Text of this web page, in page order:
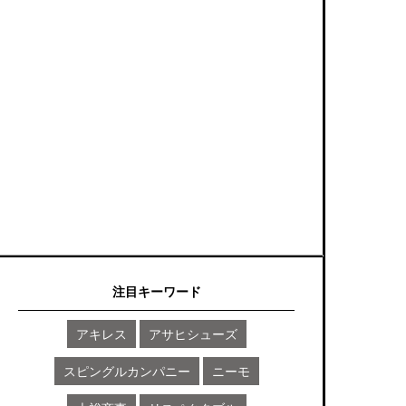
注目キーワード
アキレス アサヒシューズ
スピングルカンパニー ニーモ